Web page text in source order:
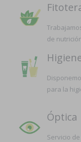
de
para la
Óptica
Servicio